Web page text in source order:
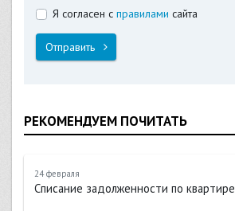
Я согласен с правилами сайта
Отправить
РЕКОМЕНДУЕМ ПОЧИТАТЬ
24 февраля
Списание задолженности по квартире